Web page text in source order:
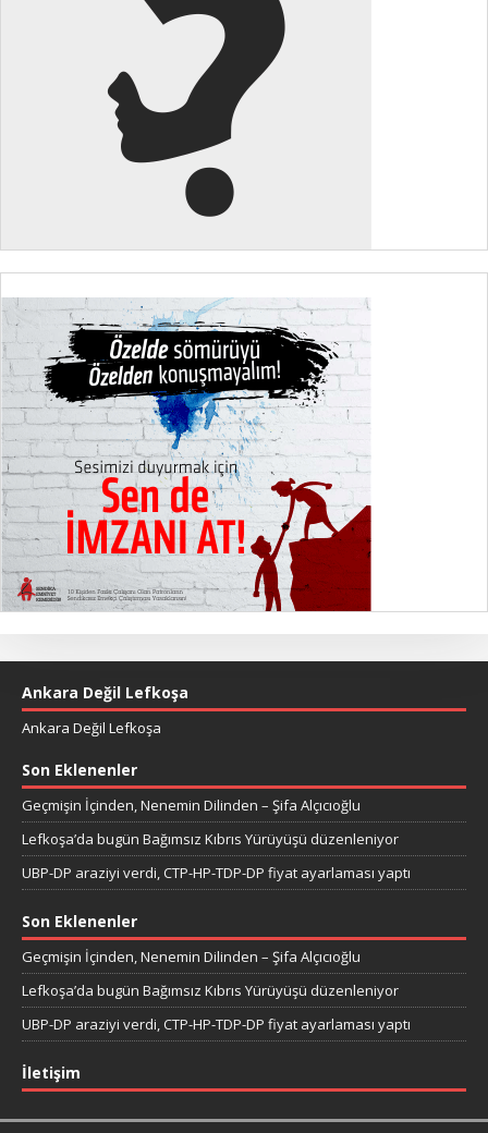
Ankara Değil Lefkoşa
Ankara Değil Lefkoşa
Son Eklenenler
Geçmişin İçinden, Nenemin Dilinden – Şifa Alçıcıoğlu
Lefkoşa’da bugün Bağımsız Kıbrıs Yürüyüşü düzenleniyor
UBP-DP araziyi verdi, CTP-HP-TDP-DP fiyat ayarlaması yaptı
Son Eklenenler
Geçmişin İçinden, Nenemin Dilinden – Şifa Alçıcıoğlu
Lefkoşa’da bugün Bağımsız Kıbrıs Yürüyüşü düzenleniyor
UBP-DP araziyi verdi, CTP-HP-TDP-DP fiyat ayarlaması yaptı
İletişim